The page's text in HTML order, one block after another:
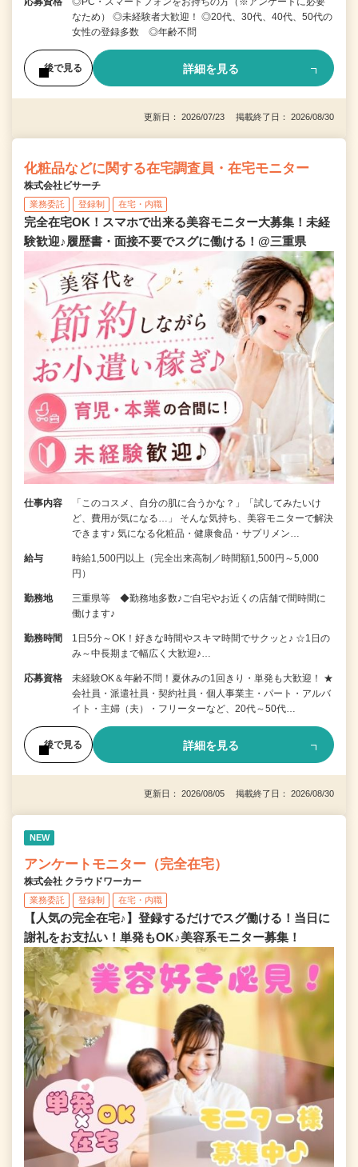
なため） ◎未経験者大歓迎！ ◎20代、30代、40代、50代の
女性の登録多数 ◎年齢不問
後で見る 詳細を見る
更新日： 2026/07/23 掲載終了日： 2026/08/30
化粧品などに関する在宅調査員・在宅モニター
株式会社ビサーチ
業務委託 登録制 在宅・内職
完全在宅OK！スマホで出来る美容モニター大募集！未経
験歓迎♪履歴書・面接不要でスグに働ける！@三重県
仕事内容
「このコスメ、自分の肌に合うかな？」「試してみたいけ
ど、費用が気になる…」 そんな気持ち、美容モニターで解決
できます♪ 気になる化粧品・健康食品・サプリメン…
給与
時給1,500円以上（完全出来高制／時間額1,500円～5,000
円）
勤務地
三重県等 ◆勤務地多数♪ご自宅やお近くの店舗で間時間に
働けます♪
勤務時間
1日5分～OK！好きな時間やスキマ時間でサクッと♪ ☆1日の
み～中長期まで幅広く大歓迎♪…
応募資格
未経験OK＆年齢不問！夏休みの1回きり・単発も大歓迎！ ★
会社員・派遣社員・契約社員・個人事業主・パート・アルバ
イト・主婦（夫）・フリーターなど、20代～50代…
後で見る 詳細を見る
更新日： 2026/08/05 掲載終了日： 2026/08/30
NEW
アンケートモニター（完全在宅）
株式会社 クラウドワーカー
業務委託 登録制 在宅・内職
【人気の完全在宅♪】登録するだけでスグ働ける！当日に
謝礼をお支払い！単発もOK♪美容系モニター募集！